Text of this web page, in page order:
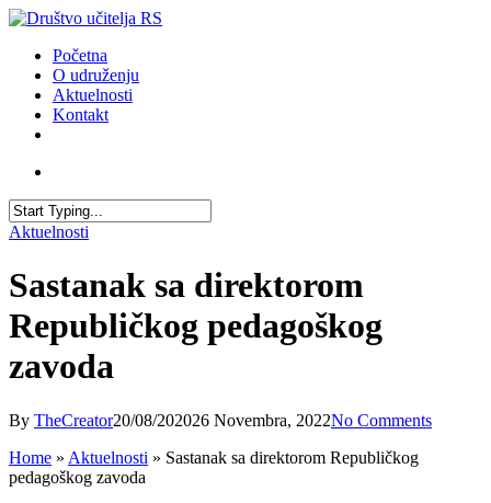
Skip
main
content
account
Menu
Početna
O udruženju
Aktuelnosti
Kontakt
Close
Aktuelnosti
Sastanak sa direktorom
Republičkog pedagoškog
zavoda
By TheCreator20/08/202026 Novembra, 2022No Comments
Home » Aktuelnosti » Sastanak sa direktorom Republičkog
pedagoškog zavoda